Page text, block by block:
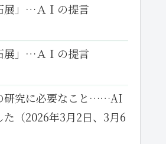
展」…ＡＩの提言
展」…ＡＩの提言
研究に必要なこと……AI
た（2026年3月2日、3月6